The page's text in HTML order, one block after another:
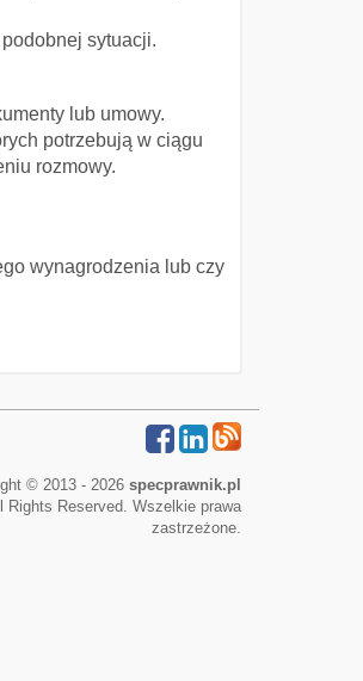
sytuacji.
lub umowy.
potrzebują w ciągu
rozmowy.
wynagrodzenia lub czy
© 2013 - 2026 specprawnik.pl
Rights Reserved. Wszelkie prawa
zastrzeżone.